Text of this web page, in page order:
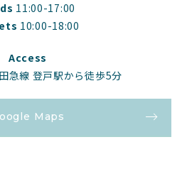
11:00-17:00
10:00-18:00
Access
急線 登戸駅から徒歩5分
Maps